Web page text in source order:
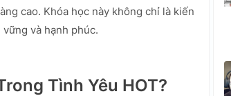
cao. Khóa học này không chỉ là kiến
và hạnh phúc.
Tình Yêu HOT?